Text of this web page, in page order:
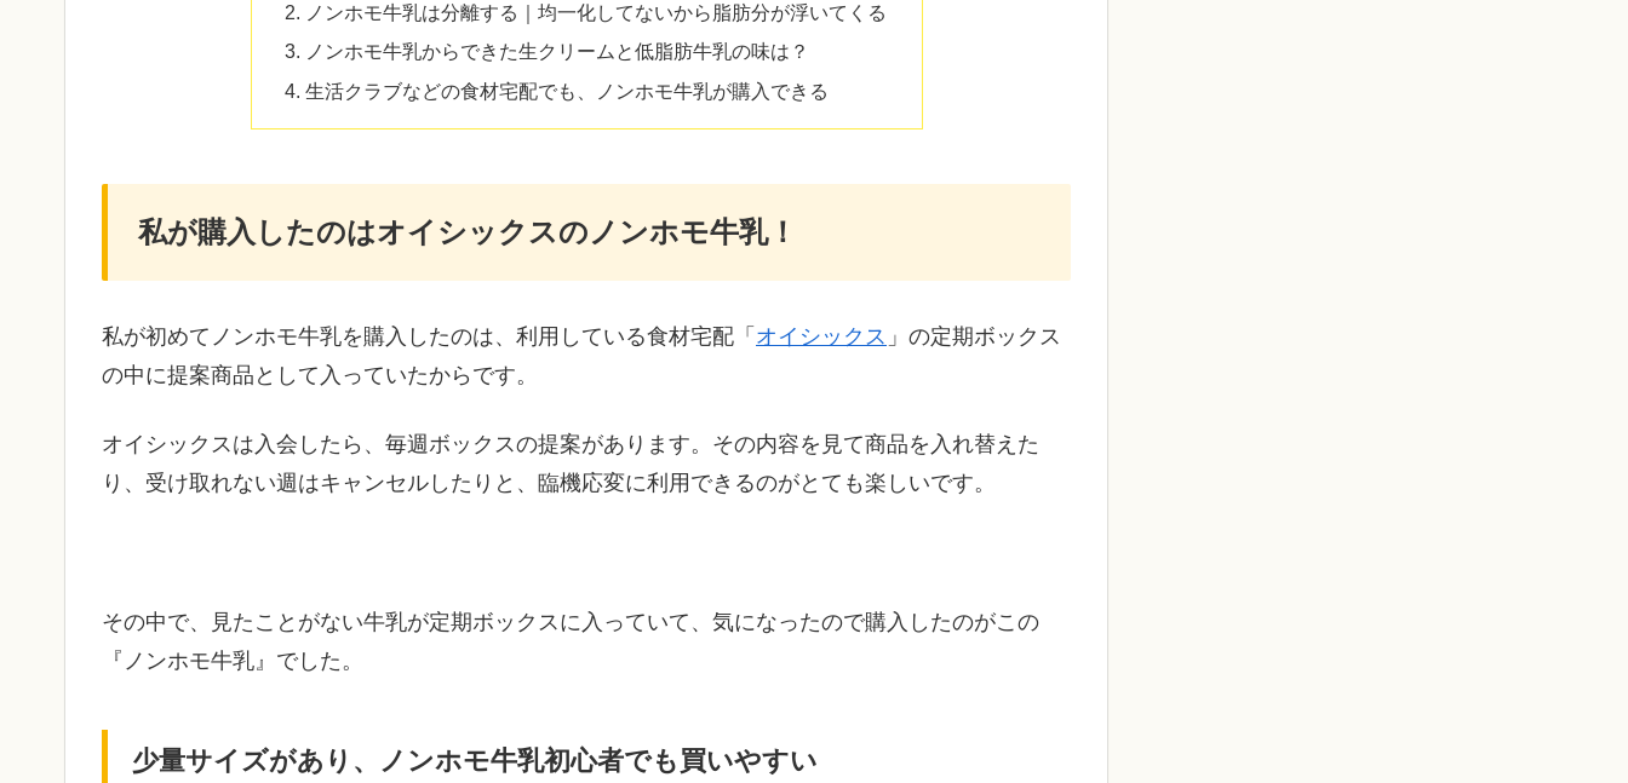
ノンホモ牛乳は分離する｜均一化してないから脂肪分が浮いてくる
ノンホモ牛乳からできた生クリームと低脂肪牛乳の味は？
生活クラブなどの食材宅配でも、ノンホモ牛乳が購入できる
私が購入したのはオイシックスのノンホモ牛乳！
私が初めてノンホモ牛乳を購入したのは、利用している食材宅配「 オイシックス 」の定期ボックス
の中に提案商品として入っていたからです。
オイシックスは入会したら、毎週ボックスの提案があります。その内容を見て商品を入れ替えた
り、受け取れない週はキャンセルしたりと、臨機応変に利用できるのがとても楽しいです。
その中で、見たことがない牛乳が定期ボックスに入っていて、気になったので購入したのがこの
『ノンホモ牛乳』でした。
少量サイズがあり、ノンホモ牛乳初心者でも買いやすい